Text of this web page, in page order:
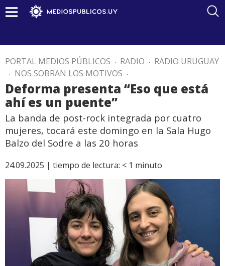
PORTAL MEDIOS PÚBLICOS . RADIO . RADIO URUGUAY
. NOS SOBRAN LOS MOTIVOS .
Deforma presenta “Eso que está
ahí es un puente”
La banda de post-rock integrada por cuatro
mujeres, tocará este domingo en la Sala Hugo
Balzo del Sodre a las 20 horas
24.09.2025 | tiempo de lectura: < 1 minuto